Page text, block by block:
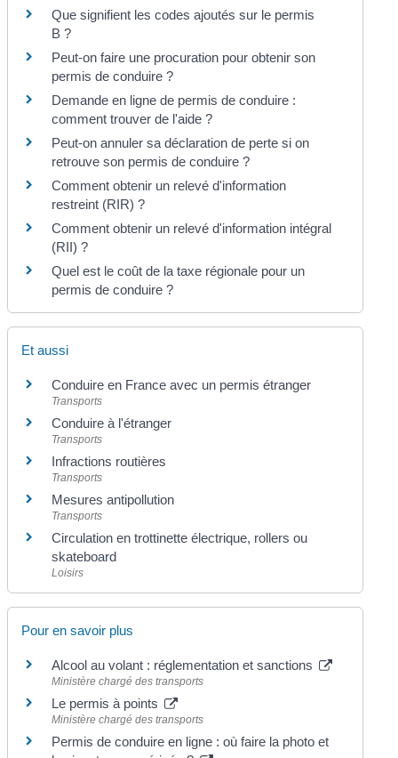
Que signifient les codes ajoutés sur le permis
B ?
Peut-on faire une procuration pour obtenir son
permis de conduire ?
Demande en ligne de permis de conduire :
comment trouver de l'aide ?
Peut-on annuler sa déclaration de perte si on
retrouve son permis de conduire ?
Comment obtenir un relevé d'information
restreint (RIR) ?
Comment obtenir un relevé d'information intégral
(RII) ?
Quel est le coût de la taxe régionale pour un
permis de conduire ?
Et aussi
Conduire en France avec un permis étranger
Transports
Conduire à l'étranger
Transports
Infractions routières
Transports
Mesures antipollution
Transports
Circulation en trottinette électrique, rollers ou
skateboard
Loisirs
Pour en savoir plus
Alcool au volant : réglementation et sanctions
Ministère chargé des transports
Le permis à points
Ministère chargé des transports
Permis de conduire en ligne : où faire la photo et